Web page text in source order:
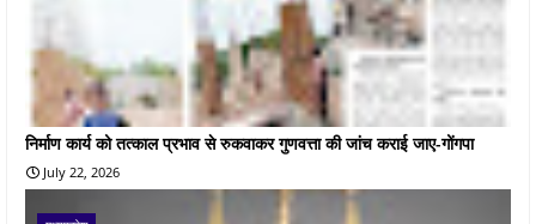
निर्माण कार्य को तत्काल प्रभाव से रुकवाकर गुणवत्ता की जांच कराई जाए-गोंगपा
July 22, 2026